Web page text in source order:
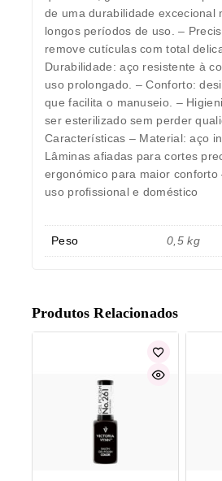
de uma durabilidade excecional
longos períodos de uso. –
remove cutículas com total
Durabilidade: aço resistente à
uso prolongado. – Conforto:
que facilita o manuseio. –
ser esterilizado sem perder
Características – Material: aço
Lâminas afiadas para cortes
ergonómico para maior conforto
uso profissional e doméstico
Peso 0,5 kg
Produtos Relacionados